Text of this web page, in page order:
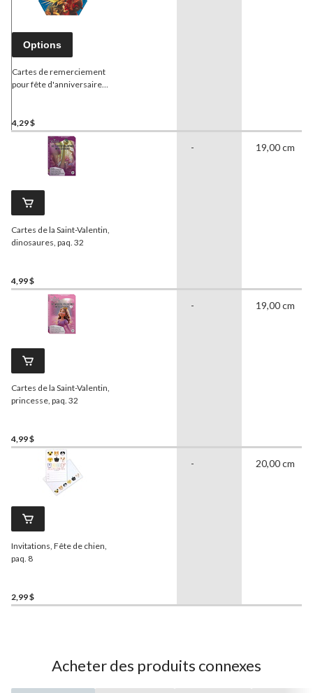
Options
Cartes de remerciement
pour fête d'anniversaire
4,29 $
Cartes de la Saint-Valentin,
dinosaures, paq. 32
4,99 $
- 19,00 cm
Cartes de la Saint-Valentin,
princesse, paq. 32
4,99 $
- 19,00 cm
Invitations, Fête de chien,
paq. 8
2,99 $
- 20,00 cm
Acheter des produits connexes